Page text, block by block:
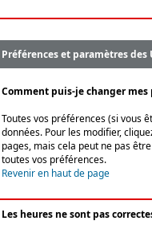
Préférences et paramètres
Comment puis-je changer mes
Toutes vos préférences (si vous
données. Pour les modifier,
pages, mais cela peut ne pas
toutes vos préférences.
Revenir en haut de page
Les heures ne sont pas